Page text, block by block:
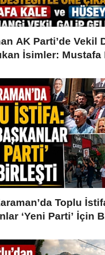
AK Parti’de Vekil
İsimler: Mustafa
Toplu
‘Yeni Parti’ İçin